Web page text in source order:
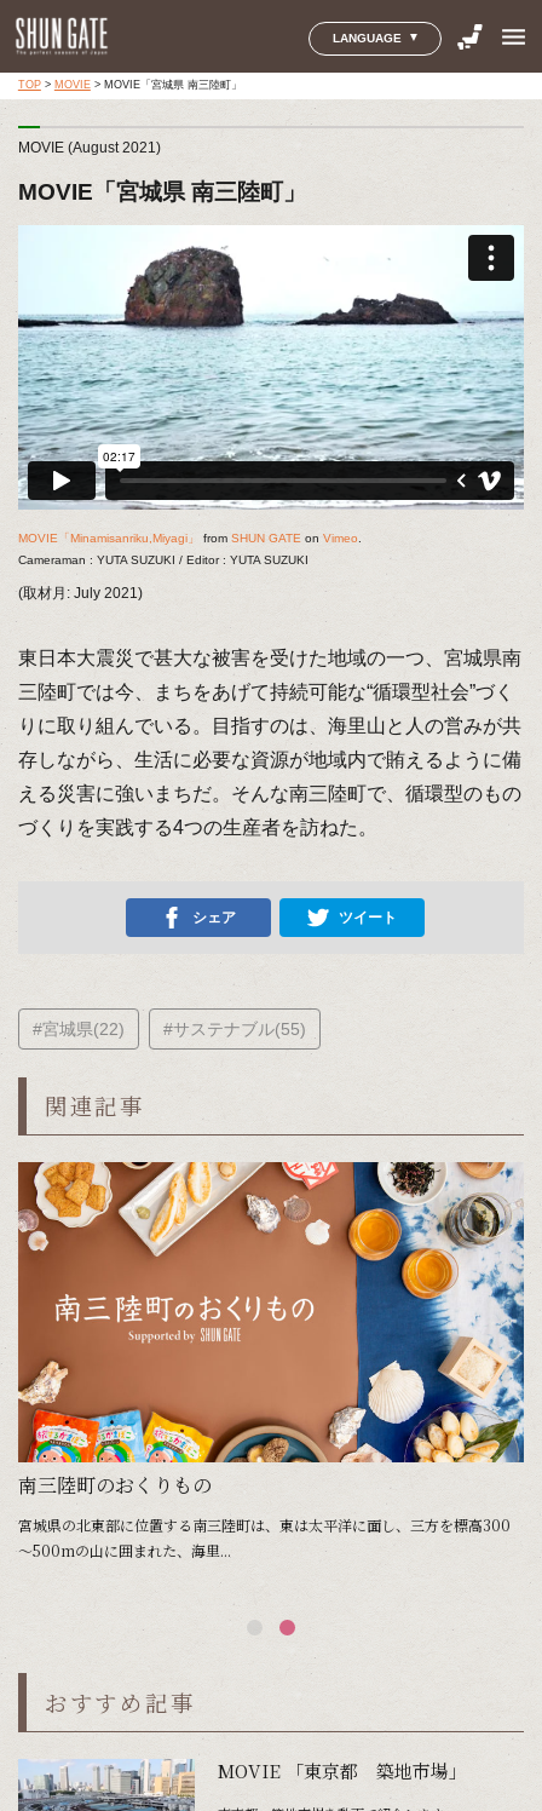
LANGUAGE menu
TOP> MOVIE> MOVIE「宮城県 南三陸町」
MOVIE (August 2021)
MOVIE「宮城県 南三陸町」
MOVIE「Minamisanriku,Miyagi」 from SHUN GATEon Vimeo.
Cameraman : YUTA SUZUKI / Editor : YUTA SUZUKI
(取材月: July 2021)
東日本大震災で甚大な被害を受けた地域の一つ、宮城県南
三陸町では今、まちをあげて持続可能な“循環型社会”づく
りに取り組んでいる。目指すのは、海里山と人の営みが共
存しながら、生活に必要な資源が地域内で賄えるように備
える災害に強いまちだ。そんな南三陸町で、循環型のもの
づくりを実践する4つの生産者を訪ねた。
シェア ツイート
#宮城県(22) #サステナブル(55)
関連記事
南三陸町のおくりもの
宮城県の北東部に位置する南三陸町は、東は太平洋に面し、三方を標高300
～500mの山に囲まれた、海里...
おすすめ記事
MOVIE 「東京都 築地市場」